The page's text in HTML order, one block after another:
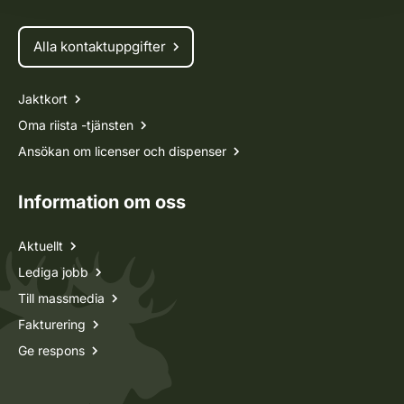
Alla kontaktuppgifter
Jaktkort
Oma riista -tjänsten
Ansökan om licenser och dispenser
Information om oss
Aktuellt
Lediga jobb
Till massmedia
Fakturering
Ge respons